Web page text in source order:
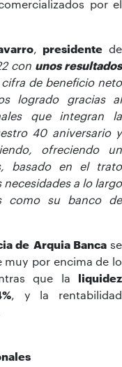
por el
, presidente de
con unos resultados
de beneficio neto
logrado gracias al
que integran la
40 aniversario y
ofreciendo un
basado en el trato
a lo largo
como su banco de
de Arquia Bancase
muy por encima de lo
que la liquidez
, y la rentabilidad